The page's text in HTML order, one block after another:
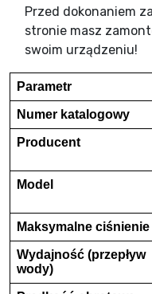
Przed dokonaniem
stronie masz
swoim urządzeniu!
Parametr
Numer katalogowy
Producent
Model
Maksymalne ciśnienie
Wydajność (przepływ
wody)